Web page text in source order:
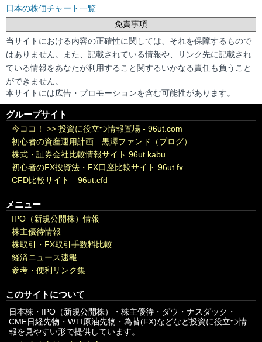
日本の株価チャート一覧
免責事項
当サイトにおける内容の正確性に関しては、それを保障するもので
はありません。また、記載されている情報や、リンク先に記載され
ている情報をあなたが利用すること関するいかなる責任も負うこと
ができません。
本サイトには広告・プロモーションを含む可能性があります。
グループサイト
今ココ！ >> 投資に役立つ情報置場 - 96ut.com
初心者の資産運用計画 黒澤ファンド（ブログ）
株式・証券会社比較情報サイト 96ut.kabu
初心者のFX投資法・FX口座比較サイト 96ut.fx
CFD比較サイト 96ut.cfd
メニュー
IPO（新規公開株）情報
株主優待情報
株取引・FX取引手数料比較
経済ニュース速報
参考・便利リンク集
このサイトについて
日本株・IPO（新規公開株）・株主優待・ダウ・ナスダック・
CME日経先物・WTI原油先物・為替(FX)などなど投資に役立つ情
報を見やすい形で提供しています。